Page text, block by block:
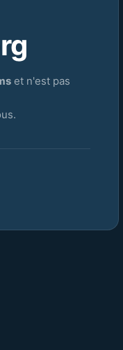
et n'est pas